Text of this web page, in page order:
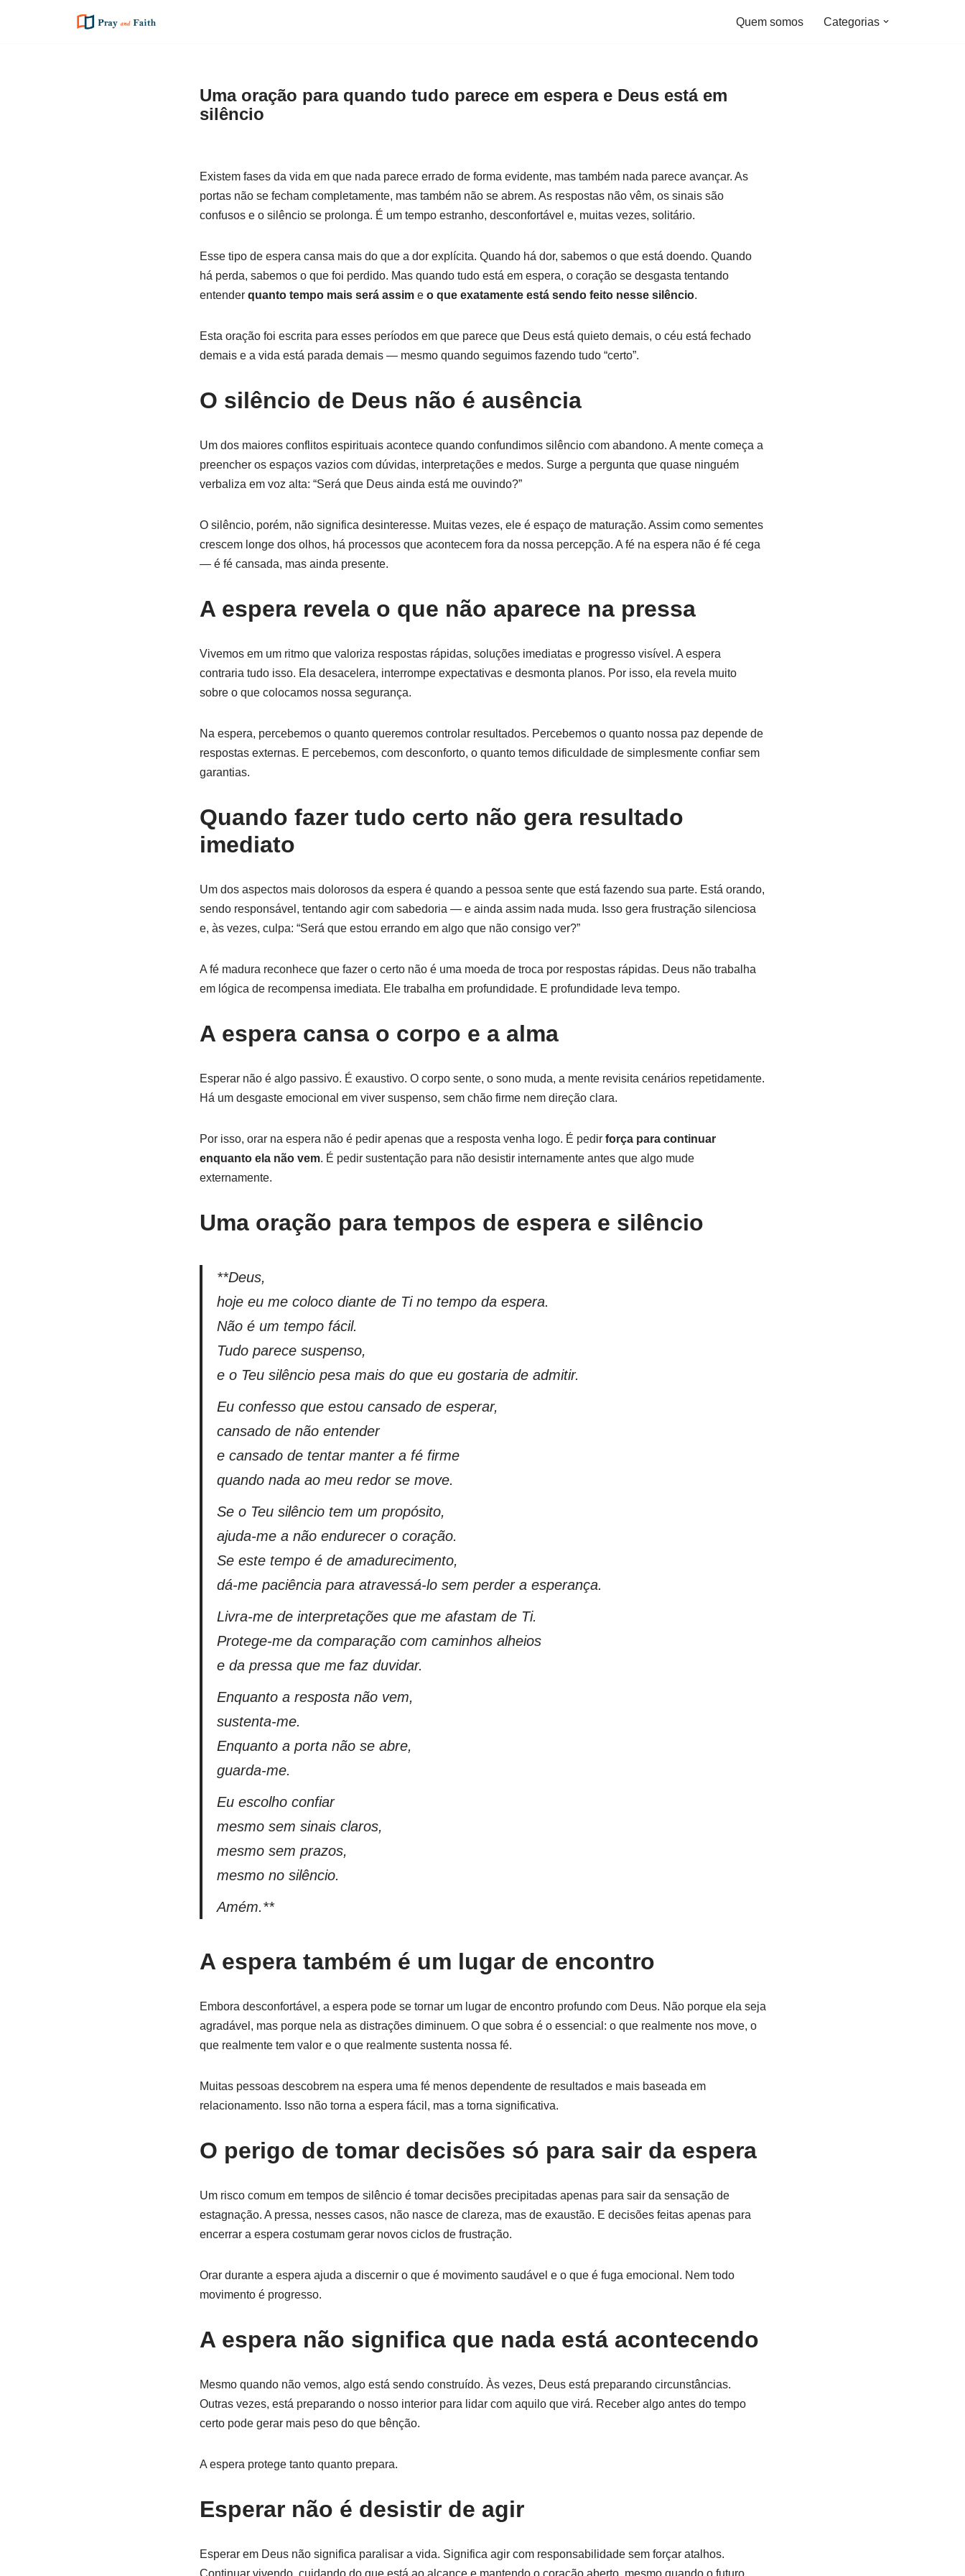
Quem somos Categorias
Uma oração para quando tudo parece em espera e Deus está em
silêncio
Existem fases da vida em que nada parece errado de forma evidente, mas também nada parece avançar. As
portas não se fecham completamente, mas também não se abrem. As respostas não vêm, os sinais são
confusos e o silêncio se prolonga. É um tempo estranho, desconfortável e, muitas vezes, solitário.
Esse tipo de espera cansa mais do que a dor explícita. Quando há dor, sabemos o que está doendo. Quando
há perda, sabemos o que foi perdido. Mas quando tudo está em espera, o coração se desgasta tentando
entender quanto tempo mais será assime o que exatamente está sendo feito nesse silêncio.
Esta oração foi escrita para esses períodos em que parece que Deus está quieto demais, o céu está fechado
demais e a vida está parada demais — mesmo quando seguimos fazendo tudo “certo”.
O silêncio de Deus não é ausência
Um dos maiores conflitos espirituais acontece quando confundimos silêncio com abandono. A mente começa a
preencher os espaços vazios com dúvidas, interpretações e medos. Surge a pergunta que quase ninguém
verbaliza em voz alta: “Será que Deus ainda está me ouvindo?”
O silêncio, porém, não significa desinteresse. Muitas vezes, ele é espaço de maturação. Assim como sementes
crescem longe dos olhos, há processos que acontecem fora da nossa percepção. A fé na espera não é fé cega
— é fé cansada, mas ainda presente.
A espera revela o que não aparece na pressa
Vivemos em um ritmo que valoriza respostas rápidas, soluções imediatas e progresso visível. A espera
contraria tudo isso. Ela desacelera, interrompe expectativas e desmonta planos. Por isso, ela revela muito
sobre o que colocamos nossa segurança.
Na espera, percebemos o quanto queremos controlar resultados. Percebemos o quanto nossa paz depende de
respostas externas. E percebemos, com desconforto, o quanto temos dificuldade de simplesmente confiar sem
garantias.
Quando fazer tudo certo não gera resultado
imediato
Um dos aspectos mais dolorosos da espera é quando a pessoa sente que está fazendo sua parte. Está orando,
sendo responsável, tentando agir com sabedoria — e ainda assim nada muda. Isso gera frustração silenciosa
e, às vezes, culpa: “Será que estou errando em algo que não consigo ver?”
A fé madura reconhece que fazer o certo não é uma moeda de troca por respostas rápidas. Deus não trabalha
em lógica de recompensa imediata. Ele trabalha em profundidade. E profundidade leva tempo.
A espera cansa o corpo e a alma
Esperar não é algo passivo. É exaustivo. O corpo sente, o sono muda, a mente revisita cenários repetidamente.
Há um desgaste emocional em viver suspenso, sem chão firme nem direção clara.
Por isso, orar na espera não é pedir apenas que a resposta venha logo. É pedir força para continuar
enquanto ela não vem. É pedir sustentação para não desistir internamente antes que algo mude
externamente.
Uma oração para tempos de espera e silêncio
**Deus,
hoje eu me coloco diante de Ti no tempo da espera.
Não é um tempo fácil.
Tudo parece suspenso,
e o Teu silêncio pesa mais do que eu gostaria de admitir.
Eu confesso que estou cansado de esperar,
cansado de não entender
e cansado de tentar manter a fé firme
quando nada ao meu redor se move.
Se o Teu silêncio tem um propósito,
ajuda-me a não endurecer o coração.
Se este tempo é de amadurecimento,
dá-me paciência para atravessá-lo sem perder a esperança.
Livra-me de interpretações que me afastam de Ti.
Protege-me da comparação com caminhos alheios
e da pressa que me faz duvidar.
Enquanto a resposta não vem,
sustenta-me.
Enquanto a porta não se abre,
guarda-me.
Eu escolho confiar
mesmo sem sinais claros,
mesmo sem prazos,
mesmo no silêncio.
Amém.**
A espera também é um lugar de encontro
Embora desconfortável, a espera pode se tornar um lugar de encontro profundo com Deus. Não porque ela seja
agradável, mas porque nela as distrações diminuem. O que sobra é o essencial: o que realmente nos move, o
que realmente tem valor e o que realmente sustenta nossa fé.
Muitas pessoas descobrem na espera uma fé menos dependente de resultados e mais baseada em
relacionamento. Isso não torna a espera fácil, mas a torna significativa.
O perigo de tomar decisões só para sair da espera
Um risco comum em tempos de silêncio é tomar decisões precipitadas apenas para sair da sensação de
estagnação. A pressa, nesses casos, não nasce de clareza, mas de exaustão. E decisões feitas apenas para
encerrar a espera costumam gerar novos ciclos de frustração.
Orar durante a espera ajuda a discernir o que é movimento saudável e o que é fuga emocional. Nem todo
movimento é progresso.
A espera não significa que nada está acontecendo
Mesmo quando não vemos, algo está sendo construído. Às vezes, Deus está preparando circunstâncias.
Outras vezes, está preparando o nosso interior para lidar com aquilo que virá. Receber algo antes do tempo
certo pode gerar mais peso do que bênção.
A espera protege tanto quanto prepara.
Esperar não é desistir de agir
Esperar em Deus não significa paralisar a vida. Significa agir com responsabilidade sem forçar atalhos.
Continuar vivendo, cuidando do que está ao alcance e mantendo o coração aberto, mesmo quando o futuro